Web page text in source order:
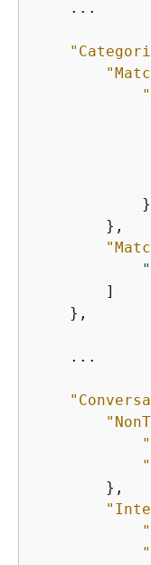
    ...
            }
        },
        ]
    },
    ...
        },